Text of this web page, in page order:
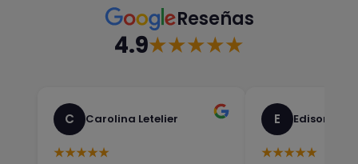
Reseñas
4.9★★★★★
C Carolina Letelier
★★★★★
E Edison
★★★★★